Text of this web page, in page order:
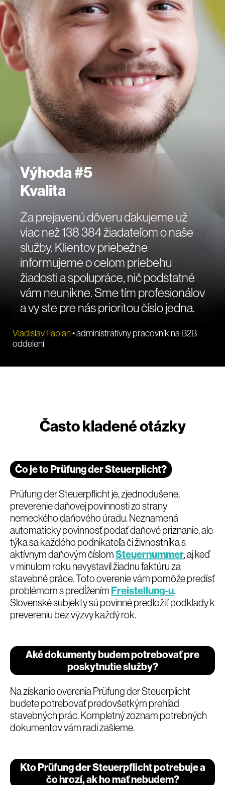
Výhoda #5
Kvalita
Za prejavenú dôveru ďakujeme už
viac než 138 384 žiadateľom o naše
služby. Klientov priebežne
informujeme o celom priebehu
žiadosti a spolupráce, nič podstatné
vám neunikne. Sme tím profesionálov
a vy ste pre nás prioritou číslo jedna.
Vladislav Fabian• administratívny pracovník na B2B
oddelení
Často kladené otázky
Čo je to Prüfung der Steuerplicht?
Prüfung der Steuerpflicht je, zjednodušene,
preverenie daňovej povinnosti zo strany
nemeckého daňového úradu. Neznamená
automaticky povinnosť podať daňové priznanie, ale
týka sa každého podnikateľa či živnostníka s
aktívnym daňovým číslomSteuernummer, aj keď
v minulom roku nevystavil žiadnu faktúru za
stavebné práce. Toto overenie vám pomôže predísť
problémom s predĺžením Freistellung-u.
Slovenské subjekty sú povinné predložiť podklady k
prevereniu bez výzvy každý rok.
Aké dokumenty budem potrebovať pre
poskytnutie služby?
Na získanie overenia Prüfung der Steuerplicht
budete potrebovať predovšetkým prehľad
stavebných prác. Kompletný zoznam potrebných
dokumentov vám radi zašleme.
Kto Prüfung der Steuerpflicht potrebuje a
čo hrozí, ak ho mať nebudem?